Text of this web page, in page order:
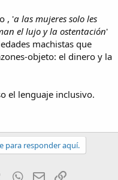
, 'a las mujeres solo les
el lujo y la ostentación'
machistas que
objeto: el dinero y la
el lenguaje inclusivo.
para responder aquí.
TumblrWhatsApp
Email